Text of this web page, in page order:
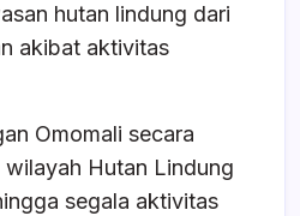
hutan lindung dari
akibat aktivitas
Omomali secara
Hutan Lindung
segala aktivitas